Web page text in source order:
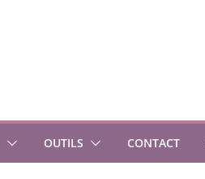
OUTILS CONTACT